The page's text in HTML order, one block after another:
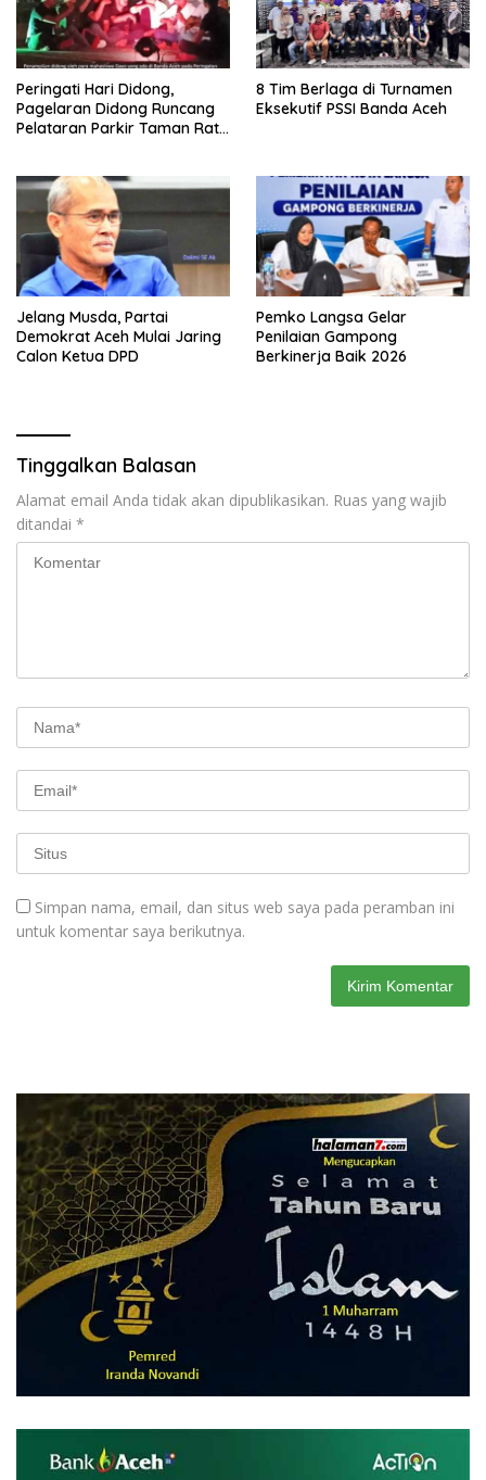
Peringati Hari Didong,
Pagelaran Didong Runcang
Pelataran Parkir Taman Ratu
8 Tim Berlaga di Turnamen
Eksekutif PSSI Banda Aceh
Jelang Musda, Partai
Demokrat Aceh Mulai Jaring
Calon Ketua DPD
Pemko Langsa Gelar
Penilaian Gampong
Berkinerja Baik 2026
Tinggalkan Balasan
Alamat email Anda tidak akan dipublikasikan. Ruas yang wajib
ditandai *
Simpan nama, email, dan situs web saya pada peramban ini
untuk komentar saya berikutnya.